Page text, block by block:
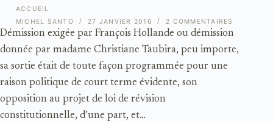
ACCUEIL
Démission exigée par François Hollande ou démission
donnée par madame Christiane Taubira, peu importe,
sa sortie était de toute façon programmée pour une
raison politique de court terme évidente, son
opposition au projet de loi de révision
constitutionnelle, d’une part, et…
MICHEL SANTO 27 JANVIER 2016 2 COMMENTAIRES